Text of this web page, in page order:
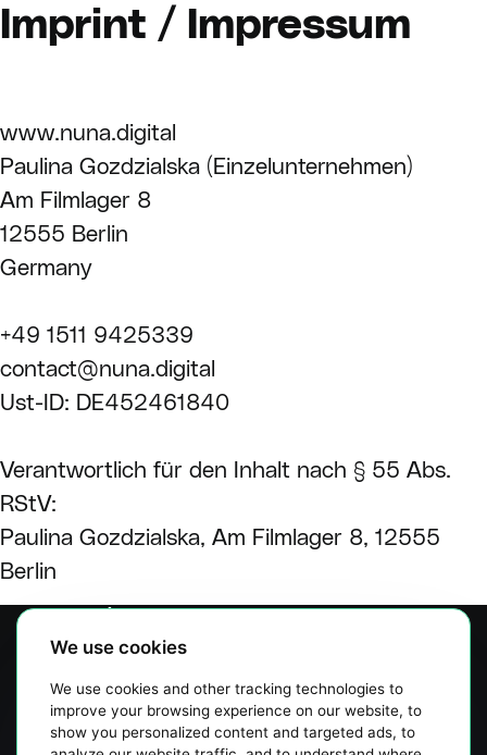
We use cookies
We use cookies and other tracking technologies to
improve your browsing experience on our website, to
show you personalized content and targeted ads, to
Imprint / Impressum
www.nuna.digital
Paulina Gozdzialska (Einzelunternehmen)
Am Filmlager 8
12555 Berlin
Germany
+49 1511 9425339
contact@nuna.digital
Ust-ID: DE452461840
Verantwortlich für den Inhalt nach § 55 Abs.
RStV:
Paulina Gozdzialska, Am Filmlager 8, 12555
Berlin
Unternehmen
Leistungen
Blog
Kontakt